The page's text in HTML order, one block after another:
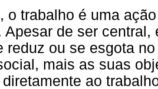
o trabalho é uma
Apesar de ser
reduz ou se esgota
mais as suas
diretamente ao